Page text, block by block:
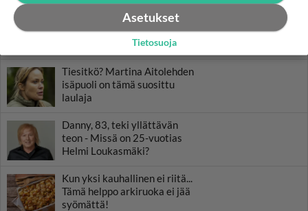
Luetuimmat: Aarne Pelkonen
ja Noora Louhimo vihdoinkin
yhdessä - Tätä moni jo odotti
Tiesitkö? Martina Aitolehden
isäpuoli on tämä suosittu
laulaja
Danny, 83, teki yllättävän
teon - Missä on 25-vuotias
Helmi Loukasmäki?
Kun yksi kauhallinen ei riitä...
Tämä helppo arkiruoka ei jää
syömättä!
Asetukset
Tietosuoja